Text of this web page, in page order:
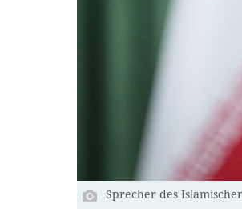
Sprecher des